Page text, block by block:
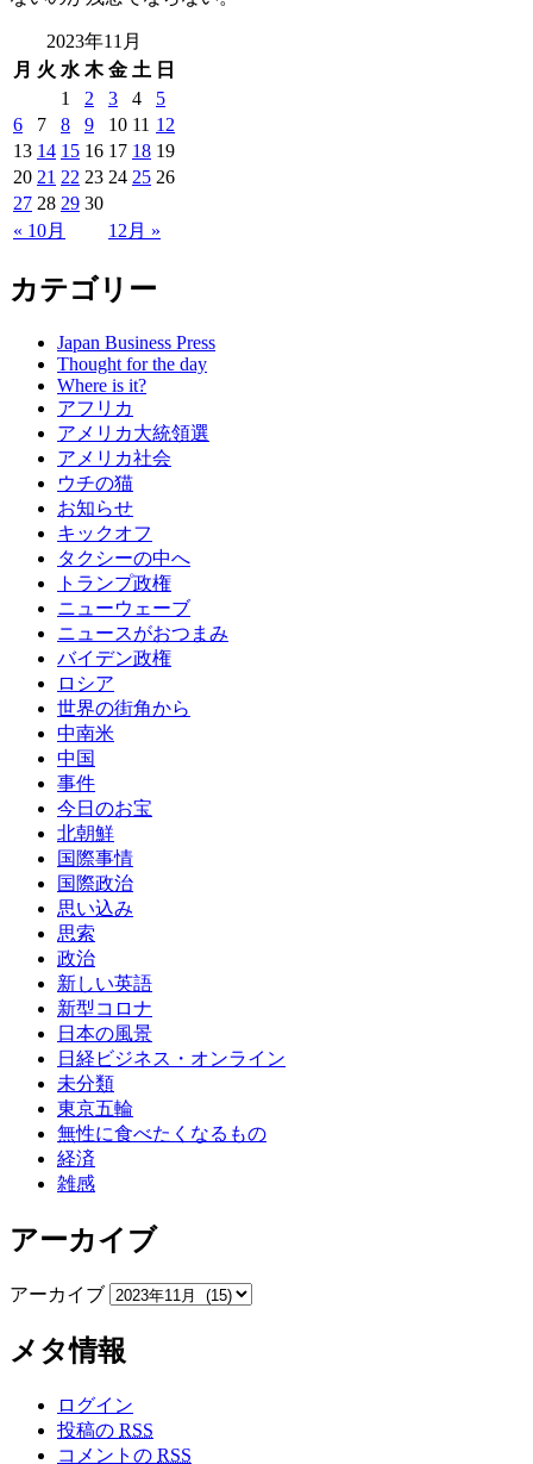
2023年11月
月 火 水 木 金 土 日
« 10月 12月 »
1 2 3 4
5
6
7 8 9 10 11 12
13 14 15 16 17 18 19
20 21 22 23 24 25 26
27 28 29 30
カテゴリー
Japan Business Press
Thought for the day
Where is it?
アフリカ
アメリカ大統領選
アメリカ社会
ウチの猫
お知らせ
キックオフ
タクシーの中へ
トランプ政権
ニューウェーブ
ニュースがおつまみ
バイデン政権
ロシア
世界の街角から
中南米
中国
事件
今日のお宝
北朝鮮
国際事情
国際政治
思い込み
思索
政治
新しい英語
新型コロナ
日本の風景
日経ビジネス・オンライン
未分類
東京五輪
無性に食べたくなるもの
経済
雑感
アーカイブ
アーカイブ
メタ情報
ログイン
投稿の RSS
コメントの RSS